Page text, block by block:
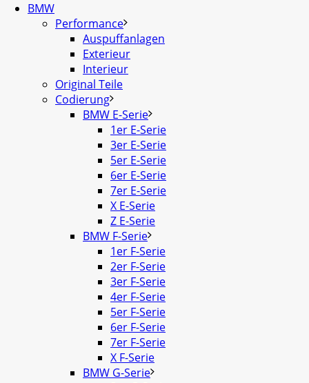
BMW
Performance
Auspuffanlagen
Exterieur
Interieur
Original Teile
Codierung
BMW E-Serie
1er E-Serie
3er E-Serie
5er E-Serie
6er E-Serie
7er E-Serie
X E-Serie
Z E-Serie
BMW F-Serie
1er F-Serie
2er F-Serie
3er F-Serie
4er F-Serie
5er F-Serie
6er F-Serie
7er F-Serie
X F-Serie
BMW G-Serie